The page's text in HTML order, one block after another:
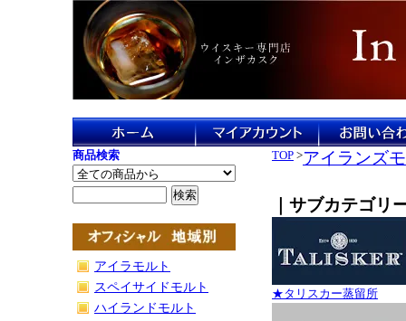
商品検索
アイラモルト
スペイサイドモルト
ハイランドモルト
TOP >アイランズ
｜サブカテゴリ
★タリスカー蒸留所